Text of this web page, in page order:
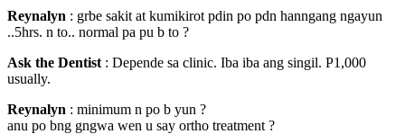
Reynalyn : grbe sakit at kumikirot pdin po pdn hanngang ngayun
..5hrs. n to.. normal pa pu b to ?
Ask the Dentist : Depende sa clinic. Iba iba ang singil. P1,000
usually.
Reynalyn : minimum n po b yun ?
anu po bng gngwa wen u say ortho treatment ?